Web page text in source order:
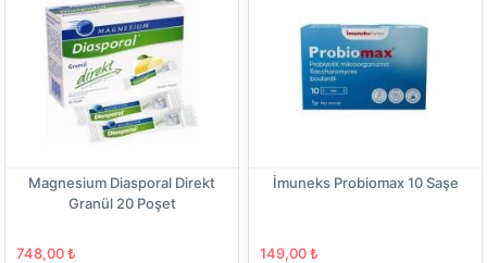
Magnesium Diasporal Direkt
Granül 20 Poşet
748,00 ₺
İmuneks Probiomax 10 Saşe
149,00 ₺